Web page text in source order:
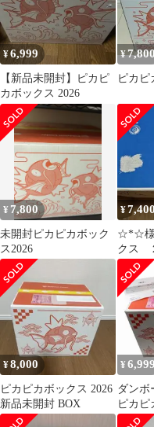
¥6,999
【新品未開封】ピカピ
カボックス 2026
¥
ピカピ
¥ 7,800
未開封ピカピカボック
ス2026
¥
☆*☆様
クス
¥8,000
ピカピカボックス 2026
新品未開封 BOX
¥ 6,999
ダン
ピカピ
抜き取